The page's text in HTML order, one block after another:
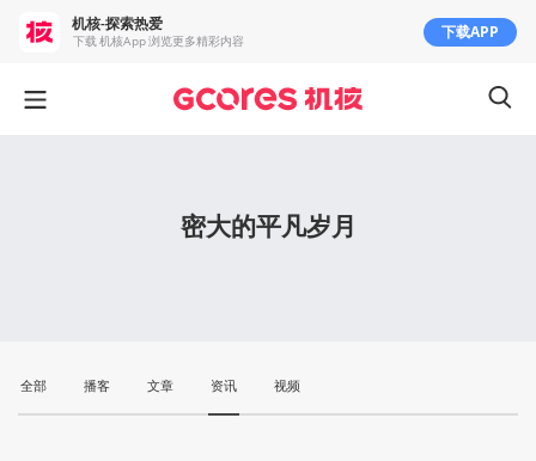
密大的平凡岁月
全部 播客 文章 资讯 视频
机核-探索热爱
下载 机核App 浏览更多精彩内容 下载APP